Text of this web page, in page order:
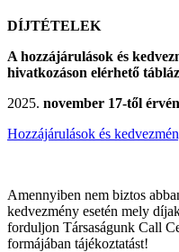
DÍJTÉTELEK
A hozzájárulások és
hivatkozáson elérhető
november 17-től
Hozzájárulások és
Amennyiben nem biztos
kedvezmény esetén mely
forduljon Társaságunk Call
formájában tájékoztatást!